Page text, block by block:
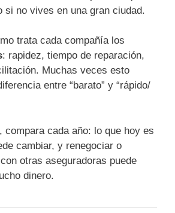
si no vives en una gran ciudad.
trata cada compañía los
: rapidez, tiempo de reparación,
Muchas veces esto
entre “barato” y “rápido/
compara cada año: lo que hoy es
cambiar, y renegociar o
otras aseguradoras puede
dinero.